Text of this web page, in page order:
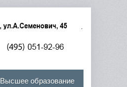
Высшее образование